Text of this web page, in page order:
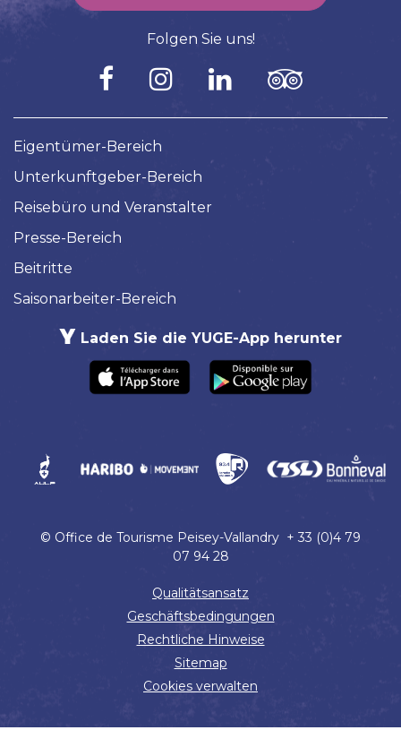
Folgen Sie uns!
Eigentümer-Bereich
Unterkunftgeber-Bereich
Reisebüro und Veranstalter
Presse-Bereich
Beitritte
Saisonarbeiter-Bereich
Laden Sie die YUGE-App herunter
© Office de Tourisme Peisey-Vallandry + 33 (0)4 79
07 94 28
Qualitätsansatz
Geschäftsbedingungen
Rechtliche Hinweise
Sitemap
Cookies verwalten